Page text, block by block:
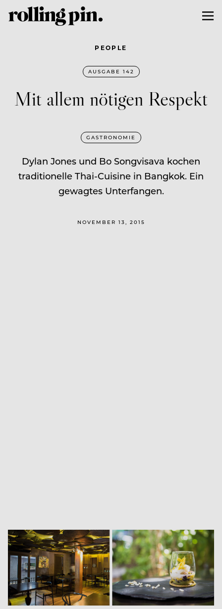
PEOPLE
AUSGABE 142
Mit allem nötigen Respekt
GASTRONOMIE
Dylan Jones und Bo Songvisava kochen
traditionelle Thai-Cuisine in Bangkok. Ein
gewagtes Unterfangen.
NOVEMBER 13, 2015